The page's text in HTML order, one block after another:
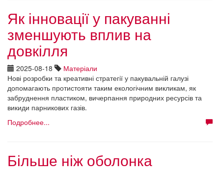
Як інновації у пакуванні
зменшують вплив на
довкілля
2025-08-18
Матеріали
Нові розробки та креативні стратегії у пакувальній галузі
допомагають протистояти таким екологічним викликам, як
забруднення пластиком, вичерпання природних ресурсів та
викиди парникових газів.
Подробнее...
Більше ніж оболонка